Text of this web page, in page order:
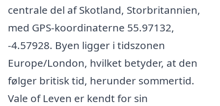
centrale del af Skotland, Storbritannien,
med GPS-koordinaterne 55.97132,
-4.57928. Byen ligger i tidszonen
Europe/London, hvilket betyder, at den
følger britisk tid, herunder sommertid.
Vale of Leven er kendt for sin